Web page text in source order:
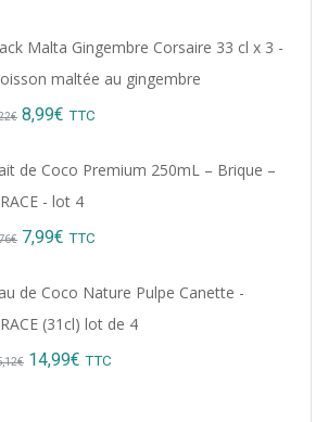
Malta Gingembre Corsaire 33 cl x 3 -
maltée au gingembre
€ Original
8,99€ Current
TTC
de Coco Premium 250mL – Brique –
- lot 4
€ Original
7,99€ Current
TTC
de Coco Nature Pulpe Canette -
(31cl) lot de 4
€ Original
14,99€ Current
TTC